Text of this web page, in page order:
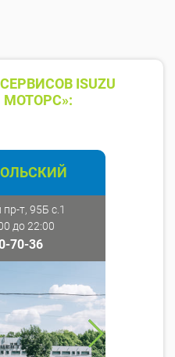
ISUZU
т, 95Б с.1
до 22:00
70-36